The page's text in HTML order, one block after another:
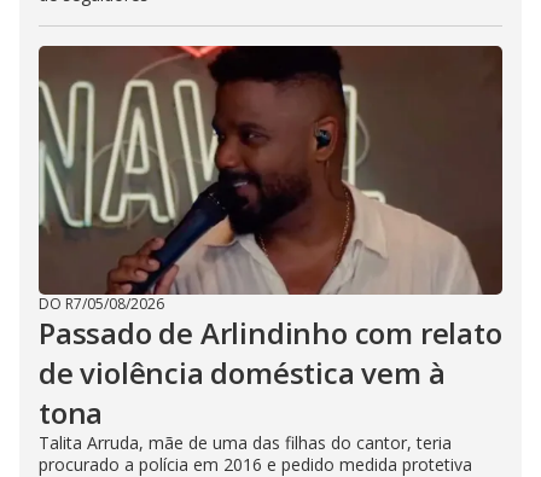
DO R7/05/08/2026
Passado de Arlindinho com relato
de violência doméstica vem à
tona
Talita Arruda, mãe de uma das filhas do cantor, teria
procurado a polícia em 2016 e pedido medida protetiva